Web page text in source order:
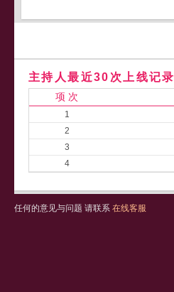
主持人最近30次上线记录
项 次
1
2
3
4
任何的意见与问题 请联系 在线客服